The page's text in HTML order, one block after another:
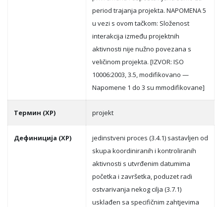
period trajanja projekta. NAPOMENA 5
u vezi s ovom tačkom: Složenost
interakcija između projektnih
aktivnosti nije nužno povezana s
veličinom projekta. [IZVOR: ISO
10006:2003, 3.5, modifikovano —
Napomene 1 do 3 su mmodifikovane]
Термин (ХР) projekt
Дефиниција (ХР)
jedinstveni proces (3.4.1) sastavljen od
skupa koordiniranih i kontroliranih
aktivnosti s utvrđenim datumima
početka i završetka, poduzet radi
ostvarivanja nekog cilja (3.7.1)
usklađen sa specifičnim zahtjevima